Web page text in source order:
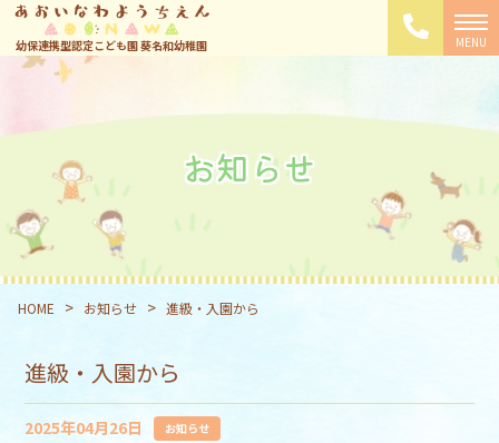
幼保連携型認定こども園 葵名和幼稚園
お知らせ
HOME > お知らせ > 進級・入園から
進級・入園から
2025年04月26日 お知らせ